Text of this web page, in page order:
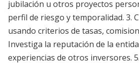
jubilación u otros proyectos
perfil de riesgo y temporalidad. 3.
usando criterios de tasas,
Investiga la reputación de la
experiencias de otros inversores.